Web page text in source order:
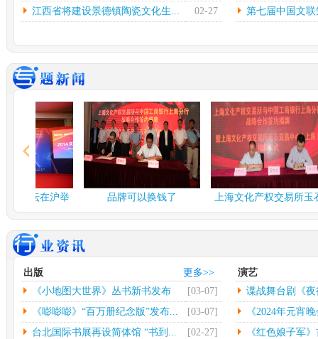
（记者鲁元珍、张斐晔）2
7... [详情]
莹
[
由北京反掌娱乐文化有限
中
2024年度北京工艺...
中新网北京3月3日电(记者
应妮)从“冰墩墩”到“兔...
[详
情]
台
中
32
[
文化和旅游部：开展“...
人民网北京2月26日电（记
社
中
本报南昌2月26日电（记者
朱磊）记者从江西省景德
镇...[详情]
光
（
文
江西省将建设景德镇陶瓷文化生...
02-27 第七届中国文
坛在沪举 品牌可以换钱了
上海文化产权交易所玉石
交易中...
更多>>
出版
《小地图大世界》丛书新书发布
会...
[03-07]
《嘭嘭嘭》“百万册纪念版”发布...
[03-07]
台北国际书展再设简体馆 “书到...
[02-27]
演艺
谍战舞台剧《
《2024年元宵
《红色娘子军